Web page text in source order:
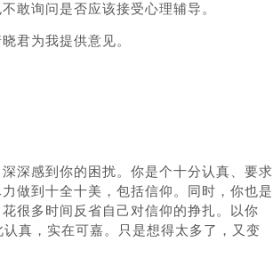
敢询问是否应该接受心理辅导。
君为我提供意见。
深感到你的困扰。你是个十分认真、要求
做到十全十美，包括信仰。同时，你也是
很多时间反省自己对信仰的挣扎。以你
真，实在可嘉。只是想得太多了，又变